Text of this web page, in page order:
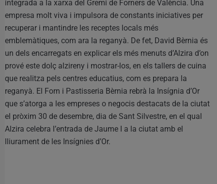
integrada a la xarxa del Gremi de Forners de València. Una
empresa molt viva i impulsora de constants iniciatives per
recuperar i mantindre les receptes locals més
emblemàtiques, com ara la reganyà. De fet, David Bèrnia és
un dels encarregats en explicar els més menuts d’Alzira d’on
prové este dolç alzireny i mostrar-los, en els tallers de cuina
que realitza pels centres educatius, com es prepara la
reganyà. El Forn i Pastisseria Bèrnia rebrà la Insígnia d’Or
que s’atorga a les empreses o negocis destacats de la ciutat
el pròxim 30 de desembre, dia de Sant Silvestre, en el qual
Alzira celebra l’entrada de Jaume I a la ciutat amb el
lliurament de les Insígnies d’Or.